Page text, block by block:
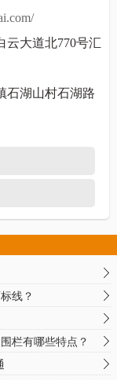
云大道北770号汇
石湖山村石湖路
线？
栏有哪些特点？